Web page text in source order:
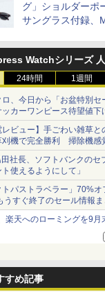
グ」ショルダーポ
サングラス付録、
Watchシリーズ
24時間 1週間
ロ、今日から「お盆特別セ
ッカーワンピース待望値下
ツは1990円に
レビュー】手ごわい雑草と
刈機で完全勝利 掃除機感
田社長、ソフトバンクのセ
使えるようにして」
トパストラベラー」70%
うすぐ終了のセール情報
ンドーeショップでは「大
楽天へのローミングを9月
すめ記事